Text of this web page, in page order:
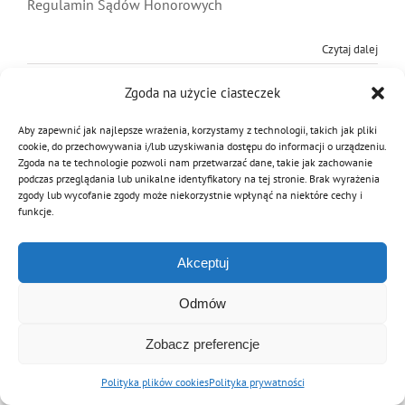
Zgoda na użycie ciasteczek
Aby zapewnić jak najlepsze wrażenia, korzystamy z technologii, takich jak pliki
cookie, do przechowywania i/lub uzyskiwania dostępu do informacji o urządzeniu.
Zgoda na te technologie pozwoli nam przetwarzać dane, takie jak zachowanie
podczas przeglądania lub unikalne identyfikatory na tej stronie. Brak wyrażenia
zgody lub wycofanie zgody może niekorzystnie wpłynąć na niektóre cechy i
funkcje.
Akceptuj
Odmów
Zobacz preferencje
Polityka plików cookiesPolityka prywatności
PNWM
Floriany
Historia
Poradnik
Sklep
Regulamin Sądów Honorowych
Czytaj dalej
© Copyright 2012 - 2026 | Związek OSP RP
Archiwalna wersja strony